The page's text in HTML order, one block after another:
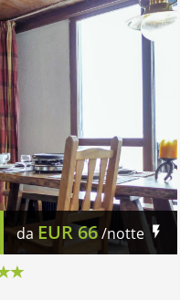
da EUR66/notte